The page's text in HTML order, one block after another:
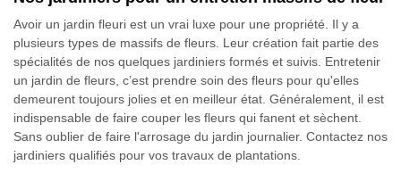
Avoir un jardin fleuri est un vrai luxe pour une propriété. Il y a
plusieurs types de massifs de fleurs. Leur création fait partie des
spécialités de nos quelques jardiniers formés et suivis. Entretenir
un jardin de fleurs, c’est prendre soin des fleurs pour qu'elles
demeurent toujours jolies et en meilleur état. Généralement, il est
indispensable de faire couper les fleurs qui fanent et sèchent.
Sans oublier de faire l'arrosage du jardin journalier. Contactez nos
jardiniers qualifiés pour vos travaux de plantations.